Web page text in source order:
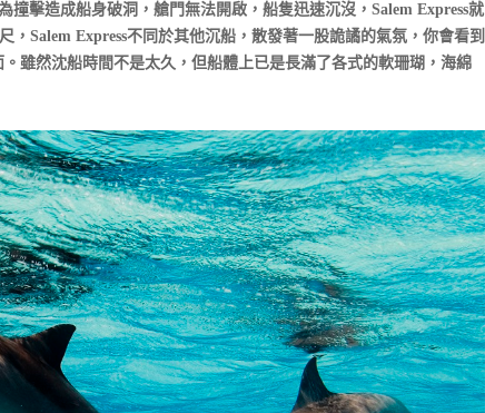
擊造成船身破洞，艙門無法開啟，船隻迅速沉沒，Salem Express就
Salem Express不同於其他沉船，散發著一股詭譎的氣氛，你會看到
雖然沈船時間不是太久，但船體上已是長滿了各式的軟珊瑚，海綿